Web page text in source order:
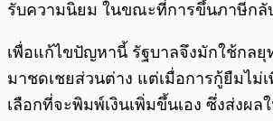
รับความนิยม ในขณะที่การขึ้นภาษีกลั
เพื่อแก้ไขปัญหานี้ รัฐบาลจึงมักใช้กลยุ
มาชดเชยส่วนต่าง แต่เมื่อการกู้ยืมไม่
เลือกที่จะพิมพ์เงินเพิ่มขึ้นเอง ซึ่งส่งผล